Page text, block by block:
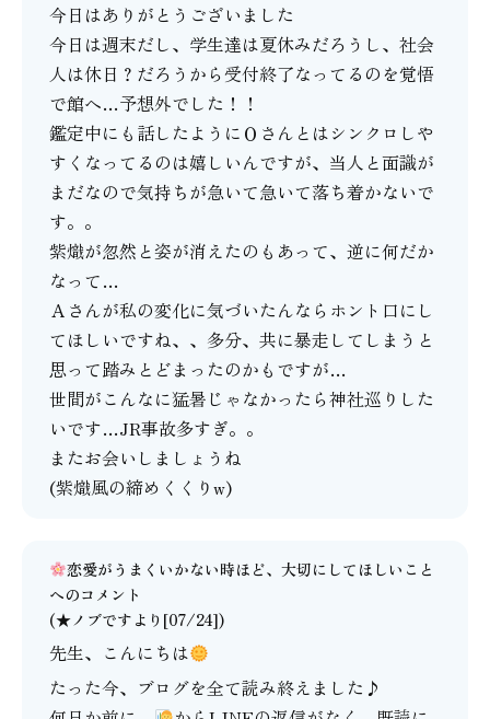
今日はありがとうございました
今日は週末だし、学生達は夏休みだろうし、社会
人は休日？だろうから受付終了なってるのを覚悟
で館へ…予想外でした！！
鑑定中にも話したようにＯさんとはシンクロしや
すくなってるのは嬉しいんですが、当人と面識が
まだなので気持ちが急いて急いて落ち着かないで
す。。
紫熾が忽然と姿が消えたのもあって、逆に何だか
なって…
Ａさんが私の変化に気づいたんならホント口にし
てほしいですね、、多分、共に暴走してしまうと
思って踏みとどまったのかもですが…
世間がこんなに猛暑じゃなかったら神社巡りした
いです…JR事故多すぎ。。
またお会いしましょうね
(紫熾風の締めくくりw)
恋愛がうまくいかない時ほど、大切にしてほしいこと
へのコメント
(★ノブですより[07/24])
先生、こんにちは
たった今、ブログを全て読み終えました♪